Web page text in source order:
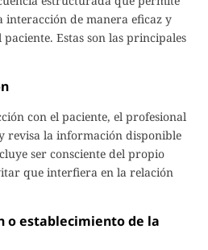
interacción de manera eficaz y
Estas son las principales
con el paciente, el profesional
revisa la información disponible
ser consciente del propio
que interfiera en la relación
o establecimiento de la